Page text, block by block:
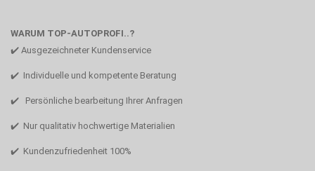
WARUM TOP-AUTOPROFI..?
✔️ Ausgezeichneter Kundenservice
✔️ Individuelle und kompetente Beratung
✔️ Persönliche bearbeitung Ihrer Anfragen
✔️ Nur qualitativ hochwertige Materialien
✔️ Kundenzufriedenheit 100%